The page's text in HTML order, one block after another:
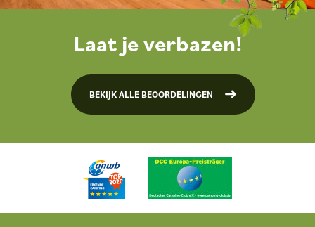
Laat je verbazen!
BEKIJK ALLE BEOORDELINGEN